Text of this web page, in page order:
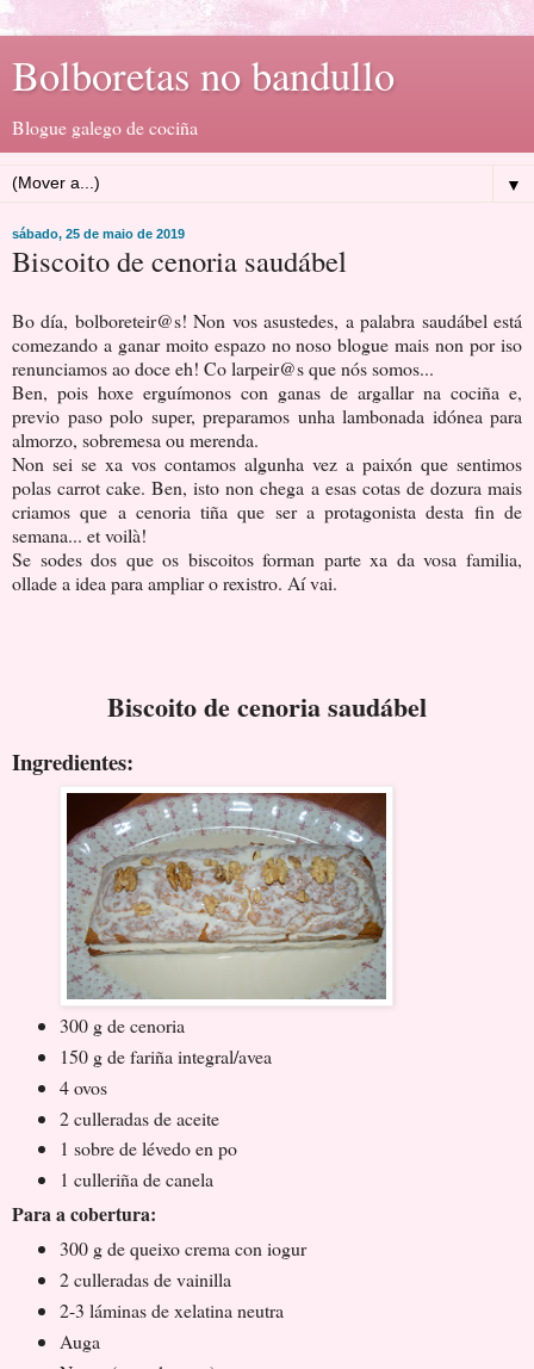
Bolboretas no bandullo
Blogue galego de cociña
▼
sábado, 25 de maio de 2019
Biscoito de cenoria saudábel
Bo día, bolboreteir@s! Non vos asustedes, a palabra saudábel está
comezando a ganar moito espazo no noso blogue mais non por iso
renunciamos ao doce eh! Co larpeir@s que nós somos...
Ben, pois hoxe erguímonos con ganas de argallar na cociña e,
previo paso polo super, preparamos unha lambonada idónea para
almorzo, sobremesa ou merenda.
Non sei se xa vos contamos algunha vez a paixón que sentimos
polas carrot cake. Ben, isto non chega a esas cotas de dozura mais
criamos que a cenoria tiña que ser a protagonista desta fin de
semana... et voilà!
Se sodes dos que os biscoitos forman parte xa da vosa familia,
ollade a idea para ampliar o rexistro. Aí vai.
Biscoito de cenoria saudábel
Ingredientes:
300 g de cenoria
150 g de fariña integral/avea
4 ovos
2 culleradas de aceite
1 sobre de lévedo en po
1 culleriña de canela
Para a cobertura:
300 g de queixo crema con iogur
2 culleradas de vainilla
2-3 láminas de xelatina neutra
Auga